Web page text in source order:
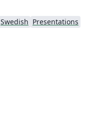
Swedish Presentations